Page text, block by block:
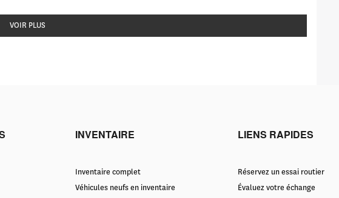
VOIR PLUS
INVENTAIRE
Inventaire complet
Véhicules neufs en inventaire
LIENS RAPIDES
Réservez un essai routier
Évaluez votre échange